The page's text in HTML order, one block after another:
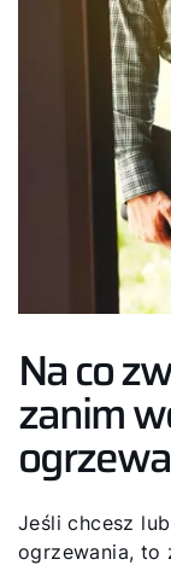
Na co
zanim
Jeśli chcesz
ogrzewania, to